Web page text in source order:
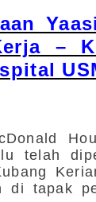
–
telah
di tapak